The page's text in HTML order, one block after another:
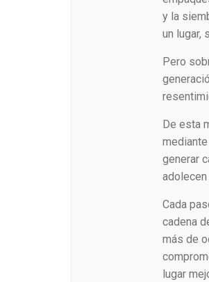
y la
un lugar,
Pero
De esta
generar
Cada
cadena
más de
lugar